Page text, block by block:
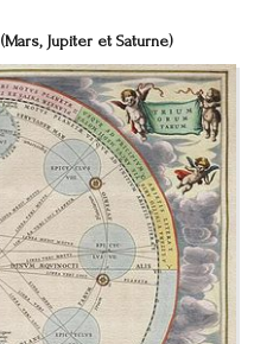
Jupiter et Saturne)